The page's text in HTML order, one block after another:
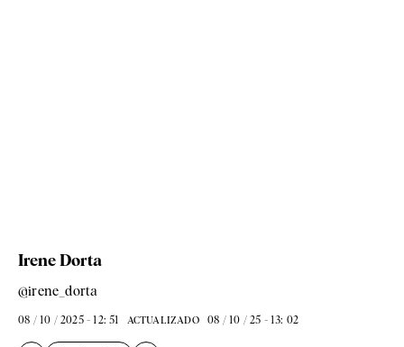
Irene Dorta
@irene_dorta
08 / 10 / 2025 - 12: 51 ACTUALIZADO 08 / 10 / 25 - 13: 02